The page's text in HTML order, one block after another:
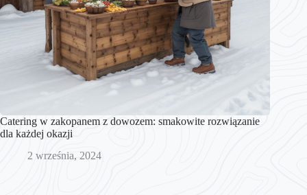
Catering w zakopanem z dowozem: smakowite rozwiązanie
dla każdej okazji
2 września, 2024